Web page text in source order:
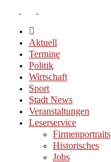
Aktuell
Termine
Politik
Wirtschaft
Sport
Stadt News
Veranstaltungen
Leserservice
Firmenportraits
Historisches
Jobs